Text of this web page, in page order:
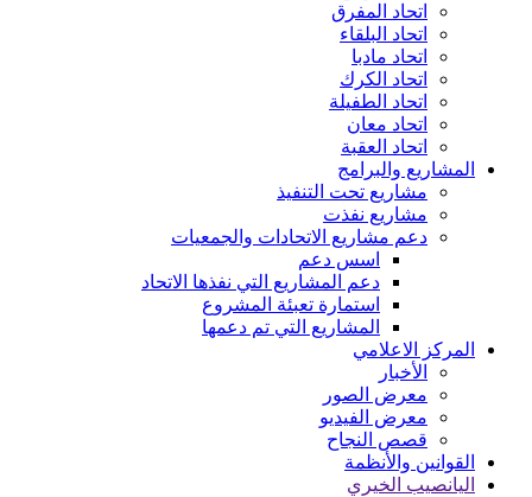
اتحاد المفرق
اتحاد البلقاء
اتحاد مادبا
اتحاد الكرك
اتحاد الطفيلة
اتحاد معان
اتحاد العقبة
المشاريع والبرامج
مشاريع تحت التنفيذ
مشاريع نفذت
دعم مشاريع الاتحادات والجمعيات
اسس دعم
دعم المشاريع التي نفذها الاتحاد
استمارة تعبئة المشروع
المشاريع التي تم دعمها
المركز الاعلامي
الأخبار
معرض الصور
معرض الفيديو
قصص النجاح
القوانين والأنظمة
اليانصيب الخيري